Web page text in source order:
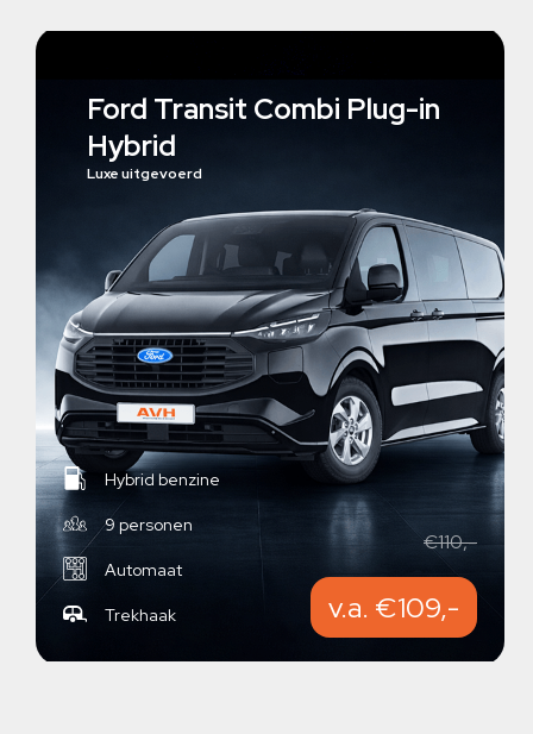
Ford Transit Combi Plug-in
Hybrid
Luxe uitgevoerd
Hybrid benzine
9 personen
Automaat
Trekhaak
€110,-
v.a. €109,-